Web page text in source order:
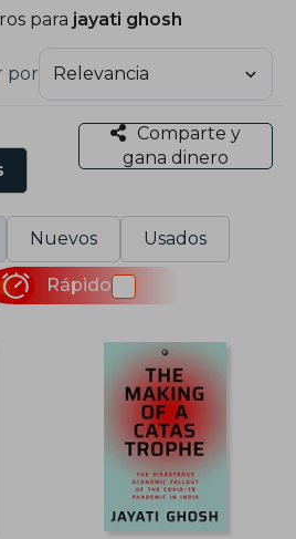
para jayati ghosh
por
Comparte y
gana dinero
Nuevos Usados
Rápido